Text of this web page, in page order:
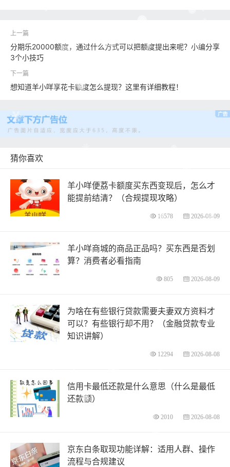
分期乐20000额度，通过什么方式可以把额度提出来呢？小编分享
3个小技巧
想知道羊小咩享花卡额度怎么提现？这里有详细教程！
猜你喜欢
羊小咩便荔卡额度买东西变现后，怎么才
能提前结清？（合规提现攻略）
16578 2026-08-09
羊小咩商城的商品正品吗？买东西是否划
算？消费者必看指南
805 2026-08-09
为啥在有些银行贷款需要夫妻双方资料才
可以？有些银行却不用？（金融贷款专业
知识讲解）
12294 2026-08-08
信用卡最低还款是什么意思（什么是最低
还款额）
2010 2026-08-08
京东白条取现功能详解：适用人群、操作
流程与合规建议